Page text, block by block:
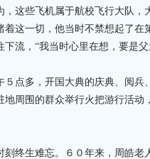
，这些飞机属于航校飞行大队，
着这一切，他当时不禁想起了在
下流，“我当时心里在想，要是
５点多，开国大典的庆典、阅
地周围的群众举行火把游行活
刻终生难忘。６０年来，周皓